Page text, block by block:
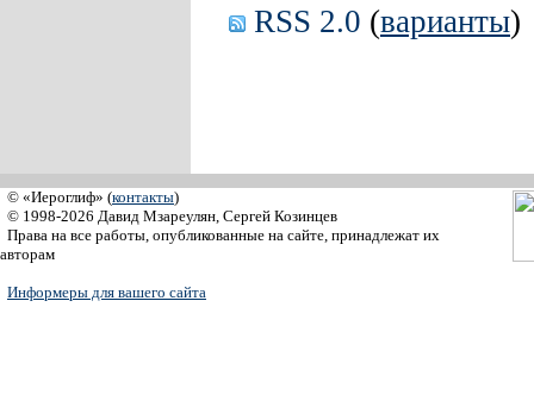
RSS 2.0 (варианты)
© «Иероглиф» (контакты)
© 1998-2026 Давид Мзареулян, Сергей Козинцев
Права на все работы, опубликованные на сайте, принадлежат их
авторам
Информеры для вашего сайта